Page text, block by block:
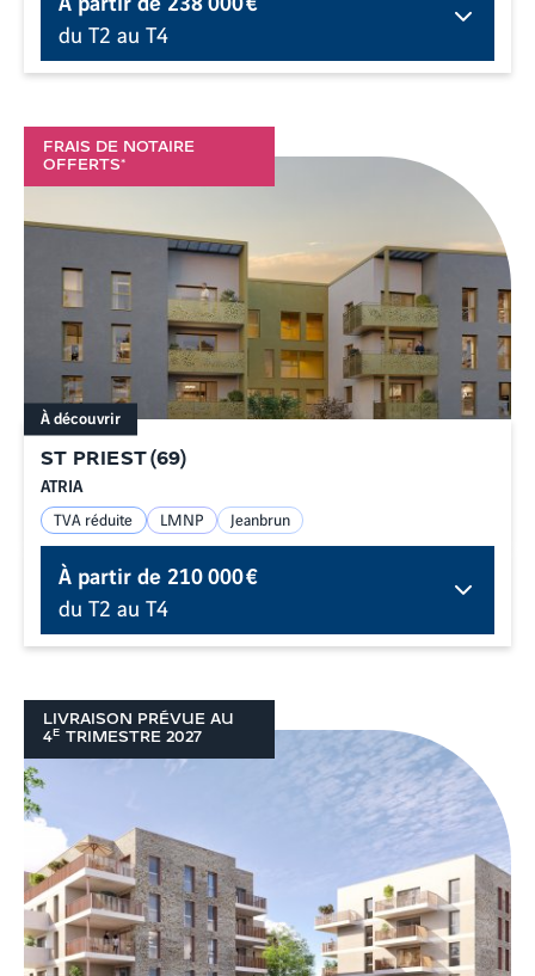
du T2 au T4
FRAIS DE NOTAIRE
OFFERTS*
ST PRIEST(69)
ATRIA
À découvrir
TVA réduite LMNP Jeanbrun
À partir de210 000 €
du T2 au T4
LIVRAISON PRÉVUE AU
4E TRIMESTRE 2027